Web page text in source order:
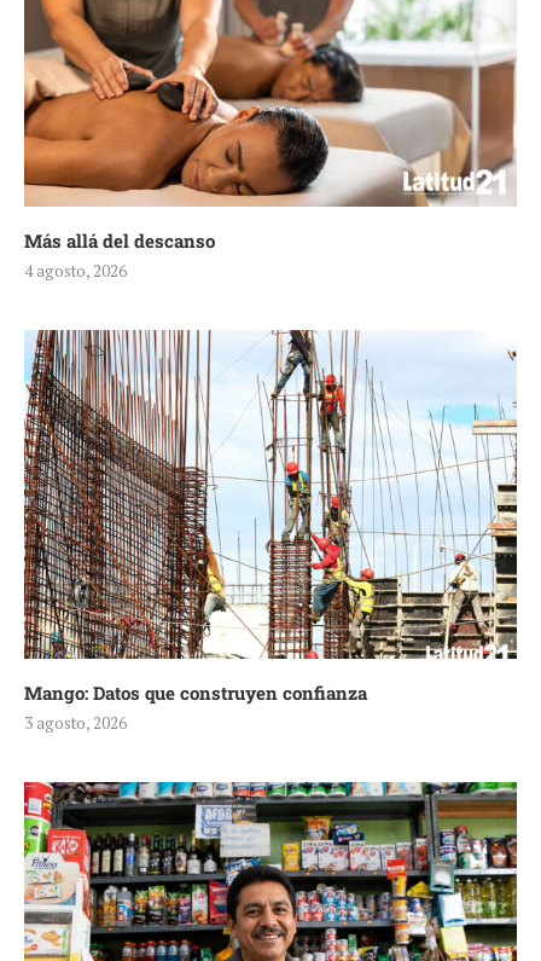
Más allá del descanso
4 agosto, 2026
Mango: Datos que construyen confianza
3 agosto, 2026